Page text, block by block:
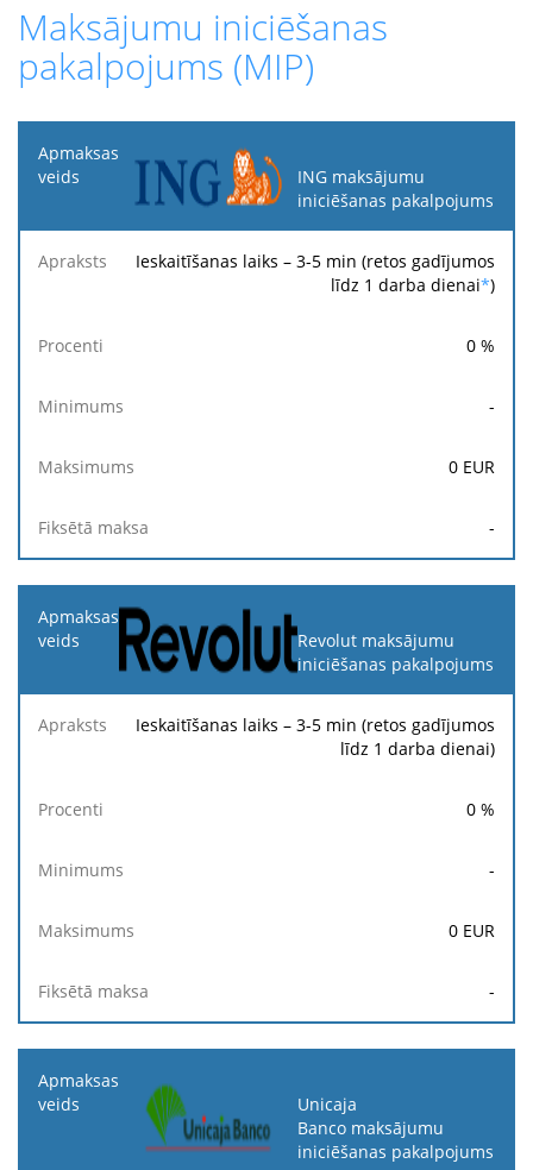
Maksājumu iniciēšanas
pakalpojums (MIP)
Apmaksas
veids
ING maksājumu
iniciēšanas pakalpojums
Ieskaitīšanas laiks – 3-5 min (retos gadījumos
līdz 1 darba dienai*)
0 %
-
0 EUR
-
Revolut maksājumu
iniciēšanas pakalpojums
Ieskaitīšanas laiks – 3-5 min (retos gadījumos
līdz 1 darba dienai)
0 %
-
0 EUR
-
Unicaja
Banco maksājumu
iniciēšanas pakalpojums